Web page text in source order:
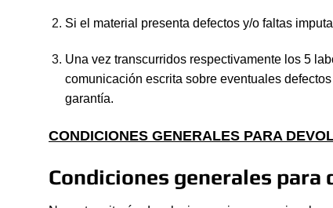
Si el material presenta defectos y/o faltas
Una vez transcurridos respectivamente los 5
comunicación escrita sobre eventuales
garantía.
CONDICIONES GENERALES PARA
Condiciones generales para